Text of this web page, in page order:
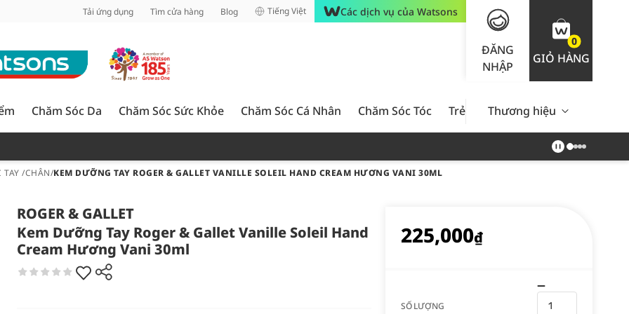
Tải ứng dụng Tìm cửa hàng Blog Tiếng Việt Các dịch vụ của Watsons
ĐĂNG
NHẬP
0
GIỎ HÀNG
Chăm Sóc Da Chăm Sóc Sức Khỏe Chăm Sóc Cá Nhân Chăm Sóc Tóc Trẻ Em Nam Giới Chăm Sóc
Thương hiệu
TAY /CHÂN/KEM DƯỠNG TAY ROGER & GALLET VANILLE SOLEIL HAND CREAM HƯƠNG VANI 30ML
ROGER & GALLET
Kem Dưỡng Tay Roger & Gallet Vanille Soleil Hand
Cream Hương Vani 30ml
225,000₫
SỐ LƯỢNG